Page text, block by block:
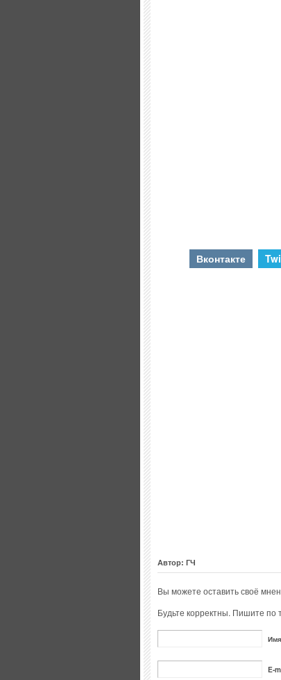
Вконтакте
Автор: ГЧ
Вы можете оставить своё
Будьте корректны. Пишите по
E-